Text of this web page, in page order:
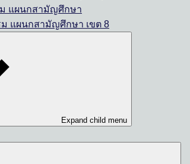
แผนกสามัญศึกษา
แผนกสามัญศึกษา เขต 8
Expand child menu